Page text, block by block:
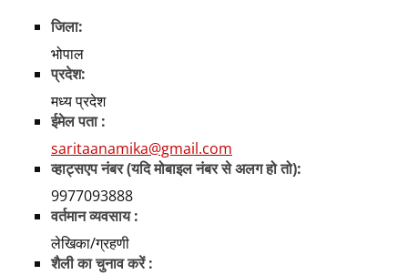
जिला:
भोपाल
प्रदेश:
मध्य प्रदेश
ईमेल पता :
saritaanamika@gmail.com
व्हाट्सएप नंबर (यदि मोबाइल नंबर से अलग हो तो):
9977093888
वर्तमान व्यवसाय :
लेखिका/ग्रहणी
शैली का चुनाव करें :